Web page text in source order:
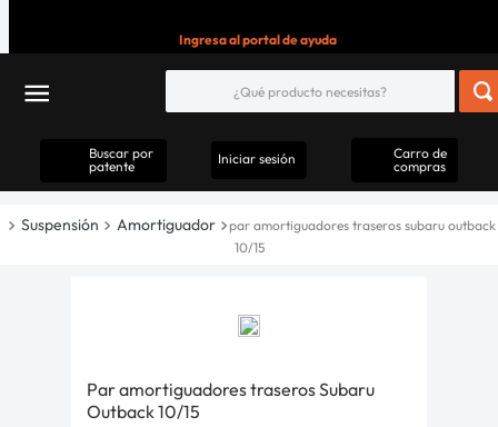
Ingresa al portal de ayuda
Buscar por
patente
Iniciar sesión
Carro de
compras
Suspensión Amortiguador
par amortiguadores traseros subaru outback
10/15
Par amortiguadores traseros Subaru
Outback 10/15